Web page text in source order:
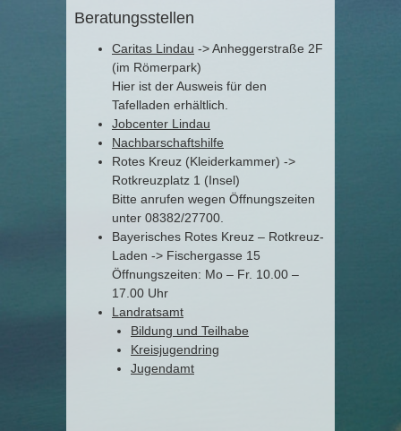
Beratungsstellen
Caritas Lindau -> Anheggerstraße 2F
(im Römerpark)
Hier ist der Ausweis für den
Tafelladen erhältlich.
Jobcenter Lindau
Nachbarschaftshilfe
Rotes Kreuz (Kleiderkammer) ->
Rotkreuzplatz 1 (Insel)
Bitte anrufen wegen Öffnungszeiten
unter 08382/27700.
Bayerisches Rotes Kreuz – Rotkreuz-
Laden -> Fischergasse 15
Öffnungszeiten: Mo – Fr. 10.00 –
17.00 Uhr
Landratsamt
Bildung und Teilhabe
Kreisjugendring
Jugendamt